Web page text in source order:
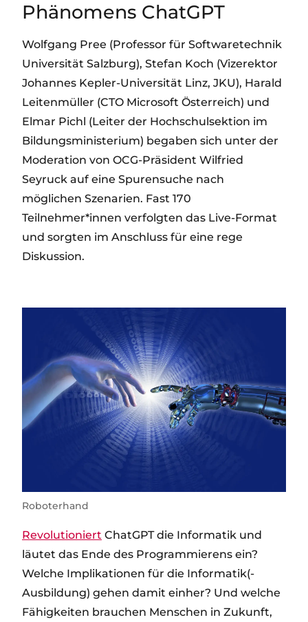
Phänomens ChatGPT
Wolfgang Pree (Professor für Softwaretechnik
Universität Salzburg), Stefan Koch (Vizerektor
Johannes Kepler-Universität Linz, JKU), Harald
Leitenmüller (CTO Microsoft Österreich) und
Elmar Pichl (Leiter der Hochschulsektion im
Bildungsministerium) begaben sich unter der
Moderation von OCG-Präsident Wilfried
Seyruck auf eine Spurensuche nach
möglichen Szenarien. Fast 170
Teilnehmer*innen verfolgten das Live-Format
und sorgten im Anschluss für eine rege
Diskussion.
Roboterhand
Revolutioniert ChatGPT die Informatik und
läutet das Ende des Programmierens ein?
Welche Implikationen für die Informatik(-
Ausbildung) gehen damit einher? Und welche
Fähigkeiten brauchen Menschen in Zukunft,